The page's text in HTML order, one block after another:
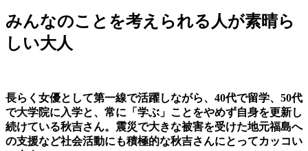
みんなのことを考えられる人が素晴ら
しい大人
長らく女優として第一線で活躍しながら、40代で留学、50代
で大学院に入学と、常に「学ぶ」ことをやめず自身を更新し
続けている秋吉さん。震災で大きな被害を受けた地元福島へ
の支援など社会活動にも積極的な秋吉さんにとってカッコい